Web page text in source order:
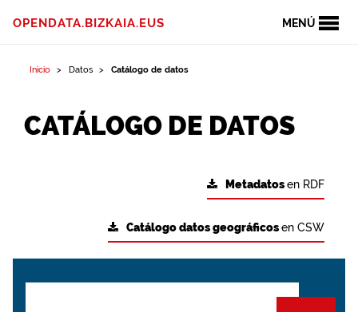
MENÚ
OPENDATA.BIZKAIA.EUS
Inicio Datos Catálogo de datos
CATÁLOGO DE DATOS
Metadatosen RDF
Catálogo datos geográficosen CSW